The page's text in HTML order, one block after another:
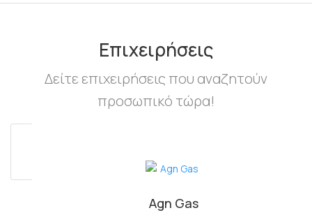
Πλήρη Απασχόληση
Επιχειρήσεις
Δείτε επιχειρήσεις που αναζητούν
προσωπικό τώρα!
Agn Gas